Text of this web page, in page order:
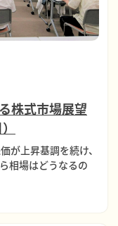
株式市場展望
が上昇基調を続け、
相場はどうなるの